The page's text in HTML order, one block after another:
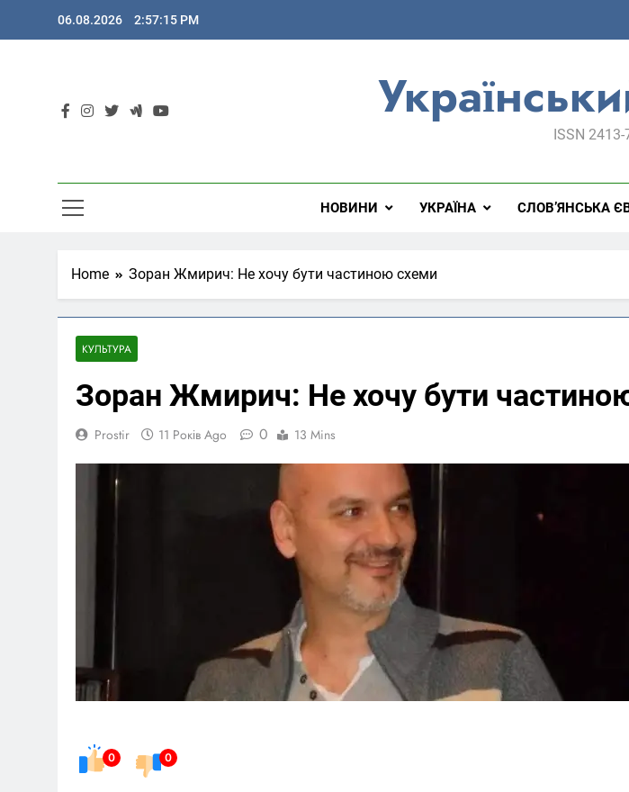
06.08.2026 2:57:16 PM
ISSN
НОВИНИ УКРАЇНА СЛОВ’ЯНСЬКА
Home Зоран Жмирич: Не хочу бути частиною схеми
КУЛЬТУРА
Зоран Жмирич: Не хочу бути
Prostir 11 Років Ago 0 13 Mins
0 0